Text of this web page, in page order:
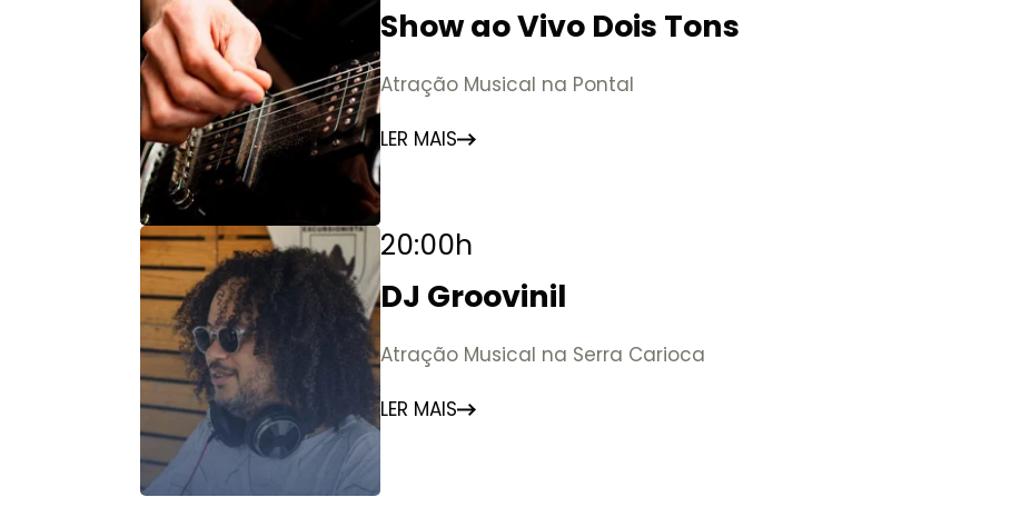
Show ao Vivo Dois Tons
Atração Musical na Pontal
LER MAIS
20:00h
DJ Groovinil
Atração Musical na Serra Carioca
LER MAIS